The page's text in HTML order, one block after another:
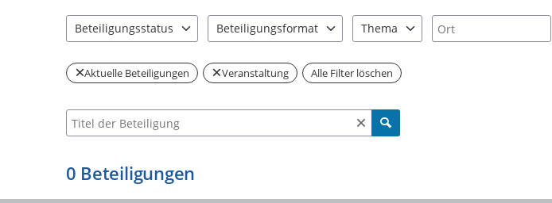
Beteiligungsstatus
Beteiligungsformat
Thema
Ort
Aktuelle Beteiligungen Veranstaltung Alle Filter löschen
Suche nach Beteiligung
0 Beteiligungen